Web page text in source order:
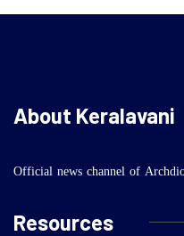
About Keralavani
Official news channel of
Resources